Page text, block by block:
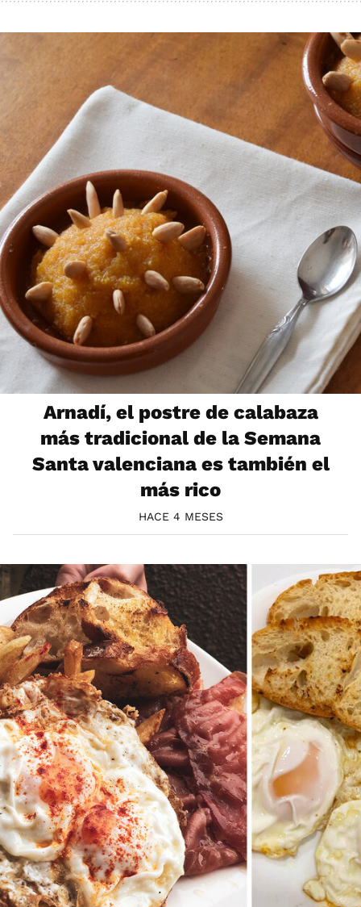
Arnadí, el postre de calabaza
más tradicional de la Semana
Santa valenciana es también el
más rico
HACE 4 MESES